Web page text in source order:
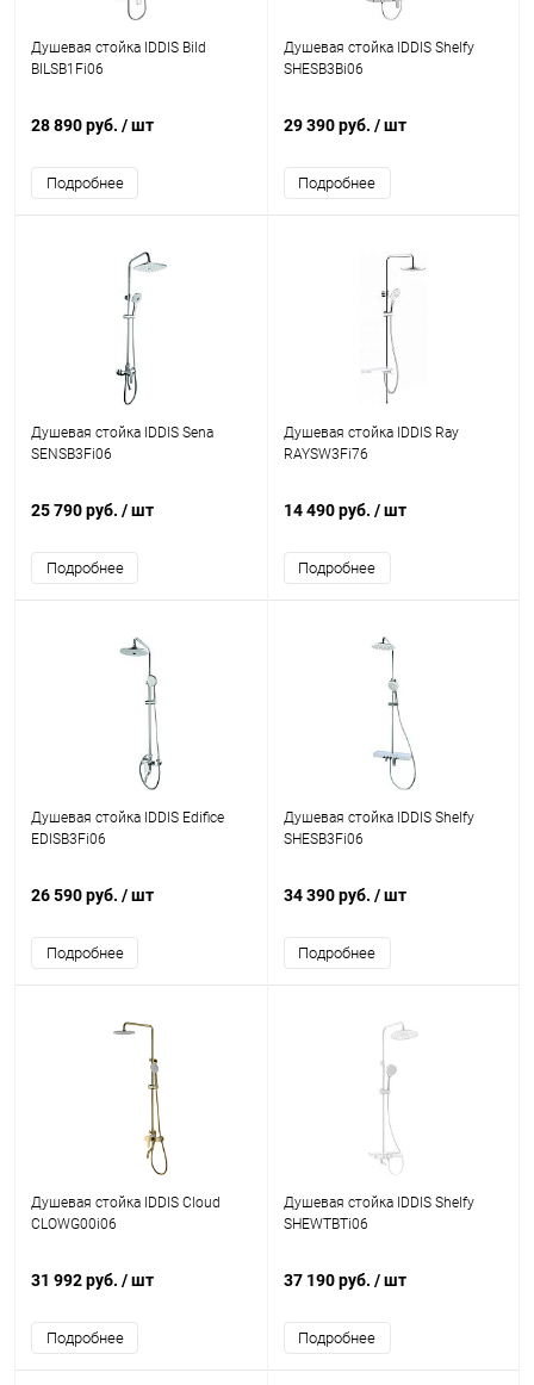
Душевая стойка IDDIS Bild
BILSB1Fi06
28 890 руб. / шт
Подробнее
Душевая стойка IDDIS Shelfy
SHESB3Bi06
29 390 руб. / шт
Подробнее
Душевая стойка IDDIS Sena
SENSB3Fi06
25 790 руб. / шт
Подробнее
Душевая стойка IDDIS Ray
RAYSW3Fi76
14 490 руб. / шт
Подробнее
Душевая стойка IDDIS Edifice
EDISB3Fi06
26 590 руб. / шт
Подробнее
Душевая стойка IDDIS Shelfy
SHESB3Fi06
34 390 руб. / шт
Подробнее
Душевая стойка IDDIS Cloud
CLOWG00i06
31 992 руб. / шт
Подробнее
Душевая стойка IDDIS Shelfy
SHEWTBTi06
37 190 руб. / шт
Подробнее